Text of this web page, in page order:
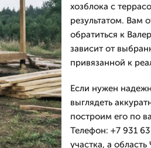
хозблока с
результатом. Вам
обратиться к
зависит от
привязанной к
Если нужен
выглядеть
построим его по
Телефон: +7 931
участка, а